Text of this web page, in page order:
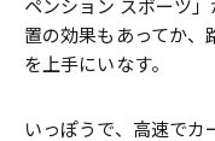
ペンション スポーツ
置の効果もあってか、
を上手にいなす。
いっぽうで、高速でカ